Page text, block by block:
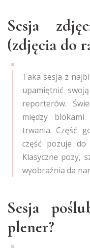
Sesja
(zdjęcia do
Taka sesja z
upamiętnić
reporterów.
między
trwania. Część
część pozuje
Klasyczne pozy,
wyobraźnia da
Sesja
plener?